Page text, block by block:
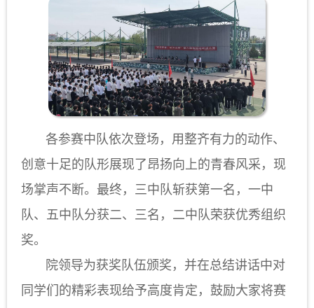
各参赛中队依次登场，用整齐有力的动作、
创意十足的队形展现了昂扬向上的青春风采，现
场掌声不断。最终，三中队斩获第一名，一中
队、五中队分获二、三名，二中队荣获优秀组织
奖。
院领导为获奖队伍颁奖，并在总结讲话中对
同学们的精彩表现给予高度肯定，鼓励大家将赛